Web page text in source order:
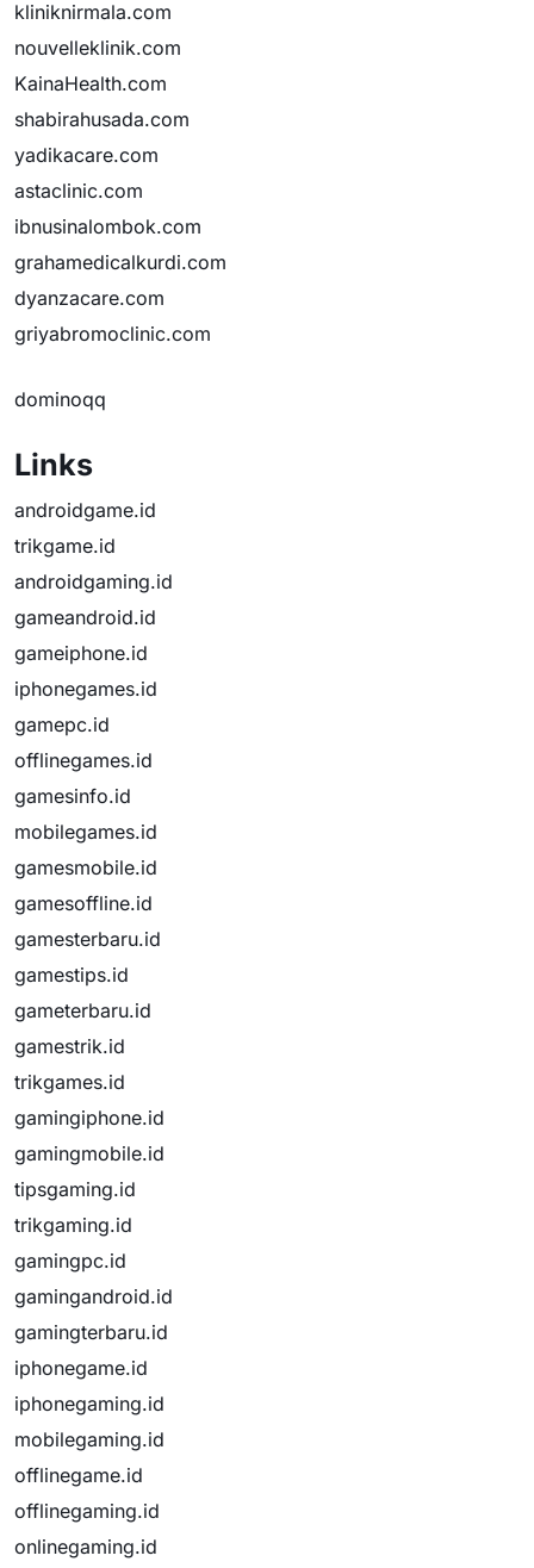
kliniknirmala.com
nouvelleklinik.com
KainaHealth.com
shabirahusada.com
yadikacare.com
astaclinic.com
ibnusinalombok.com
grahamedicalkurdi.com
dyanzacare.com
griyabromoclinic.com
dominoqq
Links
androidgame.id
trikgame.id
androidgaming.id
gameandroid.id
gameiphone.id
iphonegames.id
gamepc.id
offlinegames.id
gamesinfo.id
mobilegames.id
gamesmobile.id
gamesoffline.id
gamesterbaru.id
gamestips.id
gameterbaru.id
gamestrik.id
trikgames.id
gamingiphone.id
gamingmobile.id
tipsgaming.id
trikgaming.id
gamingpc.id
gamingandroid.id
gamingterbaru.id
iphonegame.id
iphonegaming.id
mobilegaming.id
offlinegame.id
offlinegaming.id
onlinegaming.id